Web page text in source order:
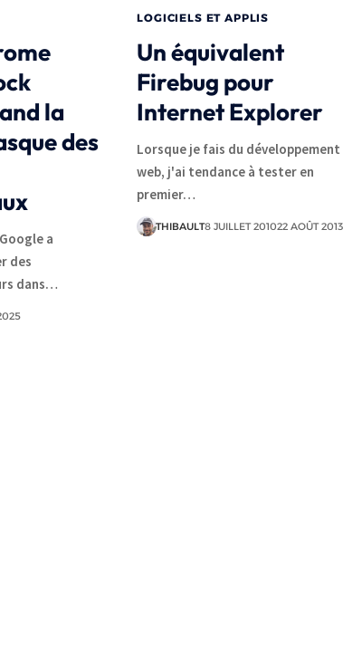
la
des
a
des
dans…
LOGICIELS ET APPLIS
Un équivalent
Firebug pour
Internet Explorer
Lorsque je fais du développement
web, j'ai tendance à tester en
premier…
THIBAULT8 JUILLET 201022 AOÛT 2013